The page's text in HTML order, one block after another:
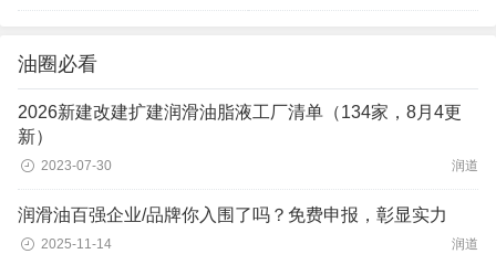
油圈必看
2026新建改建扩建润滑油脂液工厂清单（134家，8月4更
新）
2023-07-30 润道
润滑油百强企业/品牌你入围了吗？免费申报，彰显实力
2025-11-14 润道